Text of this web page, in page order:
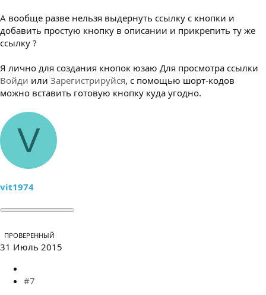
А вообще разве нельзя выдернуть ссылку с кнопки и
добавить простую кнопку в описании и прикрепить ту же
ссылку ?
Я лично для создания кнопок юзаю Для просмотра ссылки
Войди или Зарегистрируйся, с помощью шорт-кодов
можно вставить готовую кнопку куда угодно.
V
vit1974
ПРОВЕРЕННЫЙ
31 Июль 2015
#7